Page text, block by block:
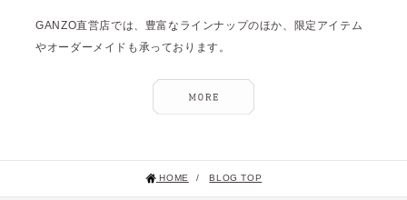
2024年4月 [3]
2024年3月 [10]
2024年2月 [1]
GANZO直営店では、豊富なラインナップのほか、限定アイテム
やオーダーメイドも承っております。
HOME / BLOG TOP